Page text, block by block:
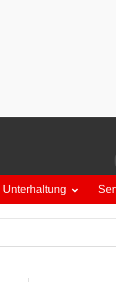
Unterhaltung